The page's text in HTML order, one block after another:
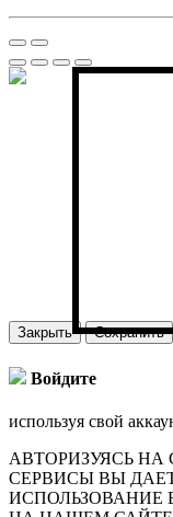
Закрыть Сохранить
Войдите
используя свой
АВТОРИЗУЯСЬ НА
СЕРВИСЫ ВЫ